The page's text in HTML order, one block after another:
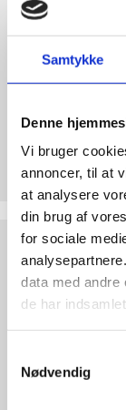
Samtykke
Denne
Vi bruger
annoncer, til at
at analysere
din brug af
for sociale
data med andre
de har
Nødvendig
Liv
Bliv
Forsvar det
Støt
Retten
Liv